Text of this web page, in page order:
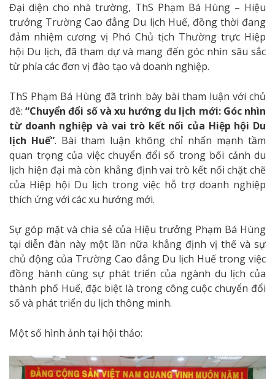
Đại diện cho nhà trường, ThS Phạm Bá Hùng – Hiệu
trưởng Trường Cao đẳng Du lịch Huế, đồng thời đang
đảm nhiệm cương vị Phó Chủ tịch Thường trực Hiệp
hội Du lịch, đã tham dự và mang đến góc nhìn sâu sắc
từ phía các đơn vị đào tạo và doanh nghiệp.
ThS Phạm Bá Hùng đã trình bày bài tham luận với chủ
đề:“Chuyển đổi số và xu hướng du lịch mới: Góc nhìn
từ doanh nghiệp và vai trò kết nối của Hiệp hội Du
lịch Huế”. Bài tham luận không chỉ nhấn mạnh tầm
quan trọng của việc chuyển đổi số trong bối cảnh du
lịch hiện đại mà còn khẳng định vai trò kết nối chặt chẽ
của Hiệp hội Du lịch trong việc hỗ trợ doanh nghiệp
thích ứng với các xu hướng mới.
Sự góp mặt và chia sẻ của Hiệu trưởng Phạm Bá Hùng
tại diễn đàn này một lần nữa khẳng định vị thế và sự
chủ động của Trường Cao đẳng Du lịch Huế trong việc
đồng hành cùng sự phát triển của ngành du lịch của
thành phố Huế, đặc biệt là trong công cuộc chuyển đổi
số và phát triển du lịch thông minh.
Một số hình ảnh tại hội thảo: